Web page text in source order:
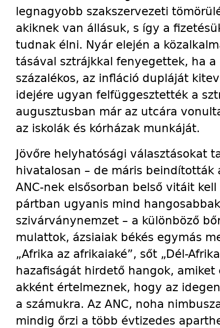
legnagyobb szakszervezeti
akiknek van állásuk, s így a
tudnak élni. Nyár elején a
tásával sztrájkkal fenyegettek, ha
százalékos, az infláció dupláját
idejére ugyan felfüggesztették a
augusztusban már az utcára
az iskolák és kórházak munkáját.
Jövőre helyhatósági választásokat
hivatalosan – de máris beindították
ANC-nek elsősorban belső vitáit
pártban ugyanis mind
szivárványnemzet – a különböző
mulattok, ázsiaiak békés egymás
„Afrika az afrikaiaké”, sőt „Dél-
hazafiságát hirdető hangok,
akként értelmeznek, hogy az
a számukra. Az ANC, noha
mindig őrzi a több évtizedes